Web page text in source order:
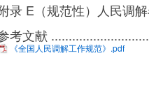
录 E（规范性）人民调
考文献
《全国人民调解工作规范》.pdf